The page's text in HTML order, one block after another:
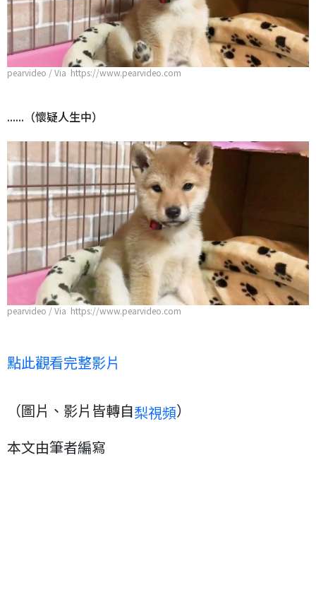
pearvideo / Via https://www.pearvideo.com
......（懷疑人生中）
pearvideo / Via https://www.pearvideo.com
點此觀看完整影片
（圖片、影片皆轉自梨視頻）
本文由筆者編寫